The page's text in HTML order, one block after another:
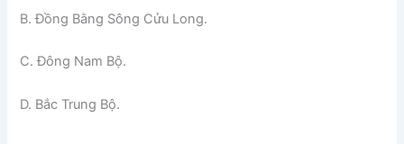
B. Đồng Bằng Sông Cửu Long.
C. Đông Nam Bộ.
D. Bắc Trung Bộ.